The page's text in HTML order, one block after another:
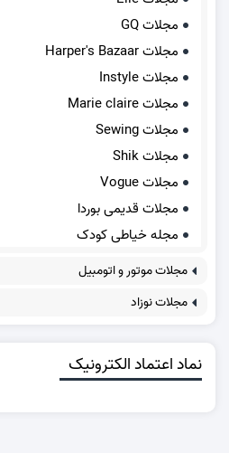
مجلات GQ
مجلات Harper's Bazaar
مجلات Instyle
مجلات Marie claire
مجلات Sewing
مجلات Shik
مجلات Vogue
مجلات قدیمی بوردا
مجله خیاطی کودک
مجلات موتور و اتومبیل
مجلات نوزاد
نماد اعتماد الکترونیک